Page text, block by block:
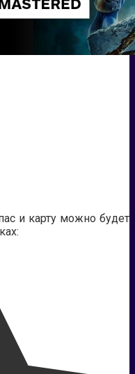
и карту можно будет